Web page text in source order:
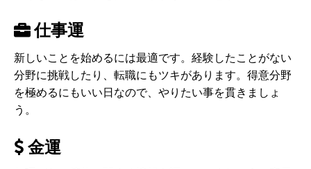
仕事運
新しいことを始めるには最適です。経験したことがない
分野に挑戦したり、転職にもツキがあります。得意分野
を極めるにもいい日なので、やりたい事を貫きましょ
う。
金運